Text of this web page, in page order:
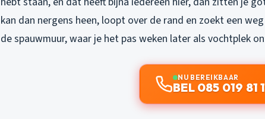
kan dan nergens heen, loopt over de rand en zoekt een
de spauwmuur, waar je het pas weken later als vochtplek
NU BEREIKBAAR
BEL 085 019 81